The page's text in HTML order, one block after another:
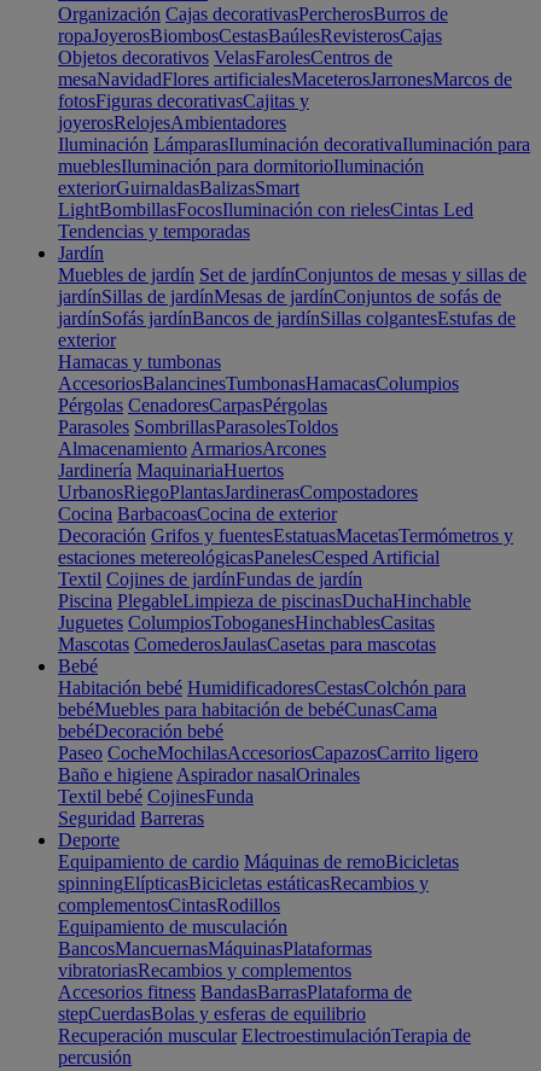
Organización Cajas decorativasPercherosBurros de
ropaJoyerosBiombosCestasBaúlesRevisterosCajas
Objetos decorativos VelasFarolesCentros de
mesaNavidadFlores artificialesMaceterosJarronesMarcos de
fotosFiguras decorativasCajitas y
joyerosRelojesAmbientadores
Iluminación LámparasIluminación decorativaIluminación para
mueblesIluminación para dormitorioIluminación
exteriorGuirnaldasBalizasSmart
LightBombillasFocosIluminación con rielesCintas Led
Tendencias y temporadas
Jardín
Muebles de jardín Set de jardínConjuntos de mesas y sillas de
jardínSillas de jardínMesas de jardínConjuntos de sofás de
jardínSofás jardínBancos de jardínSillas colgantesEstufas de
exterior
Hamacas y tumbonas
AccesoriosBalancinesTumbonasHamacasColumpios
Pérgolas CenadoresCarpasPérgolas
Parasoles SombrillasParasolesToldos
Almacenamiento ArmariosArcones
Jardinería MaquinariaHuertos
UrbanosRiegoPlantasJardinerasCompostadores
Cocina BarbacoasCocina de exterior
Decoración Grifos y fuentesEstatuasMacetasTermómetros y
estaciones metereológicasPanelesCesped Artificial
Textil Cojines de jardínFundas de jardín
Piscina PlegableLimpieza de piscinasDuchaHinchable
Juguetes ColumpiosToboganesHinchablesCasitas
Mascotas ComederosJaulasCasetas para mascotas
Bebé
Habitación bebé HumidificadoresCestasColchón para
bebéMuebles para habitación de bebéCunasCama
bebéDecoración bebé
Paseo CocheMochilasAccesoriosCapazosCarrito ligero
Baño e higiene Aspirador nasalOrinales
Textil bebé CojinesFunda
Seguridad Barreras
Deporte
Equipamiento de cardio Máquinas de remoBicicletas
spinningElípticasBicicletas estáticasRecambios y
complementosCintasRodillos
Equipamiento de musculación
BancosMancuernasMáquinasPlataformas
vibratoriasRecambios y complementos
Accesorios fitness BandasBarrasPlataforma de
stepCuerdasBolas y esferas de equilibrio
Recuperación muscular ElectroestimulaciónTerapia de
percusión